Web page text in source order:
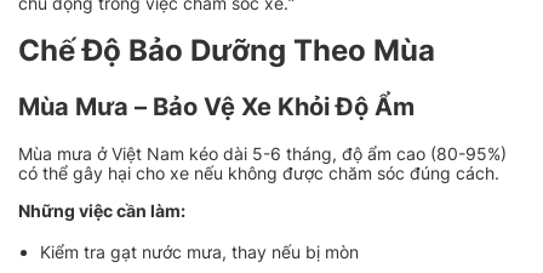
Chế Độ Bảo Dưỡng Theo Mùa
Mùa Mưa – Bảo Vệ Xe Khỏi Độ Ẩm
Mùa mưa ở Việt Nam kéo dài 5-6 tháng, độ ẩm cao (80-95%)
có thể gây hại cho xe nếu không được chăm sóc đúng cách.
Những việc cần làm:
Kiểm tra gạt nước mưa, thay nếu bị mòn